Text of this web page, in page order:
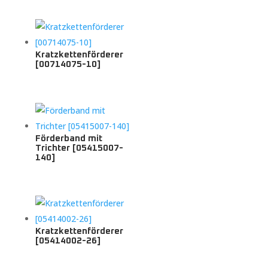
Kratzkettenförderer
[00714075-10]
Förderband mit
Trichter [05415007-
140]
Kratzkettenförderer
[05414002-26]